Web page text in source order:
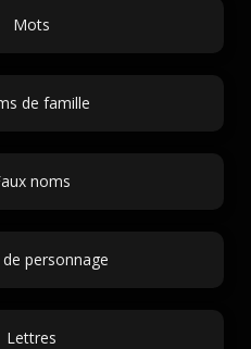
Mots
de famille
noms
personnage
Lettres